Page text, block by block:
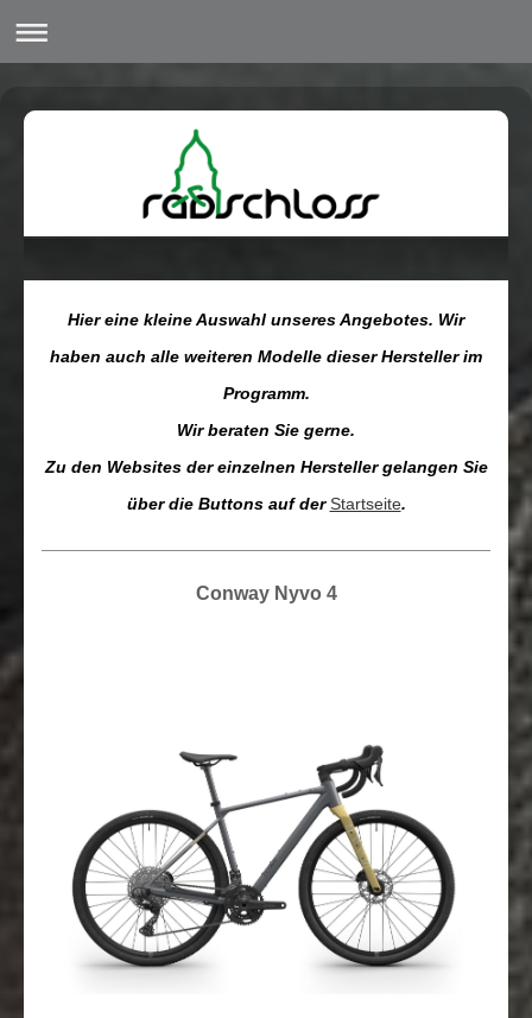
Hier eine kleine Auswahl unseres Angebotes. Wir
haben auch alle weiteren Modelle dieser Hersteller im
Programm.
Wir beraten Sie gerne.
Zu den Websites der einzelnen Hersteller gelangen Sie
über die Buttons auf derStartseite.
Conway Nyvo 4